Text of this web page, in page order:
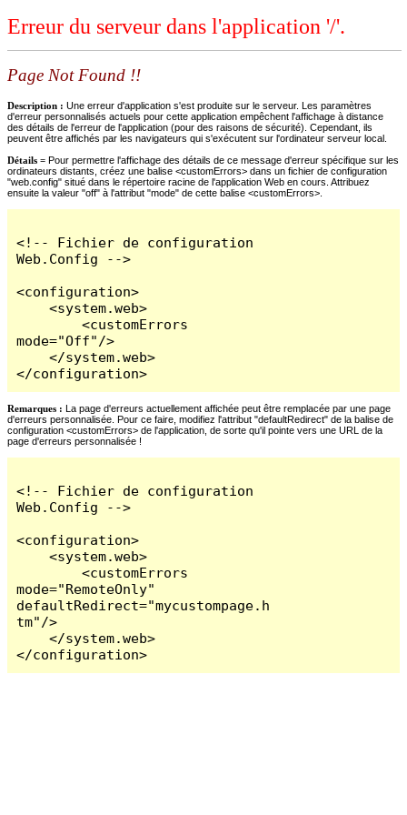
Erreur du serveur dans l'application '/'.
Page Not Found !!
Description : Une erreur d'application s'est produite sur le serveur. Les paramètres
d'erreur personnalisés actuels pour cette application empêchent l'affichage à distance
des détails de l'erreur de l'application (pour des raisons de sécurité). Cependant, ils
peuvent être affichés par les navigateurs qui s'exécutent sur l'ordinateur serveur local.
Détails = Pour permettre l'affichage des détails de ce message d'erreur spécifique sur les
ordinateurs distants, créez une balise <customErrors> dans un fichier de configuration
"web.config" situé dans le répertoire racine de l'application Web en cours. Attribuez
ensuite la valeur "off" à l'attribut "mode" de cette balise <customErrors>.
<!-- Fichier de configuration
Web.Config -->
<configuration>
    <system.web>
        <customErrors
mode="Off"/>
    </system.web>
</configuration>
Remarques : La page d'erreurs actuellement affichée peut être remplacée par une page
d'erreurs personnalisée. Pour ce faire, modifiez l'attribut "defaultRedirect" de la balise de
configuration <customErrors> de l'application, de sorte qu'il pointe vers une URL de la
page d'erreurs personnalisée !
<!-- Fichier de configuration
Web.Config -->
<configuration>
    <system.web>
        <customErrors
mode="RemoteOnly"
defaultRedirect="mycustompage.h
tm"/>
    </system.web>
</configuration>